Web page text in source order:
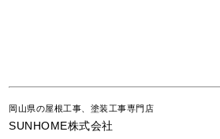
岡山県の屋根工事、塗装工事専門店
SUNHOME株式会社